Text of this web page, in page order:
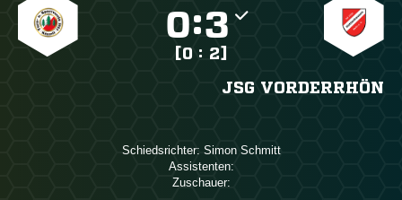
:
[0 : 2]
JSG VORDERRHÖN
Schiedsrichter:  
Assistenten:
Zuschauer: